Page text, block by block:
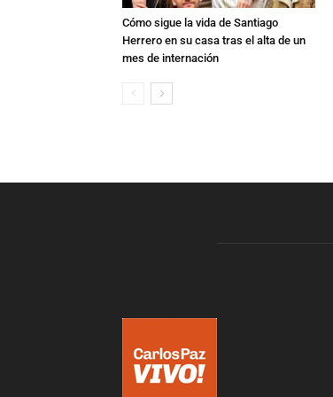
Cómo sigue la vida de Santiago
Herrero en su casa tras el alta de un
mes de internación